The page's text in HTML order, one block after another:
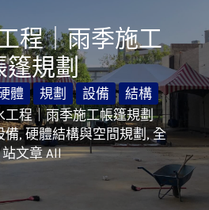
程｜雨季施工
篷規劃
體 規劃 設備
結構
工程｜雨季施工帳篷規劃
備,硬體結構與空間規劃 ,全
站文章 All